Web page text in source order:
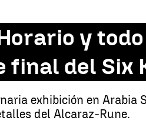
y
del Six
exhibición en Arabia
del Alcaraz-Rune.